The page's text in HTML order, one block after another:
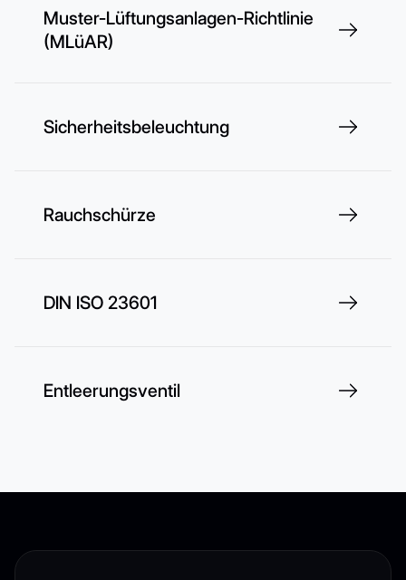
Muster-Lüftungsanlagen-Richtlinie
(MLüAR)
Sicherheitsbeleuchtung
Rauchschürze
DIN ISO 23601
Entleerungsventil